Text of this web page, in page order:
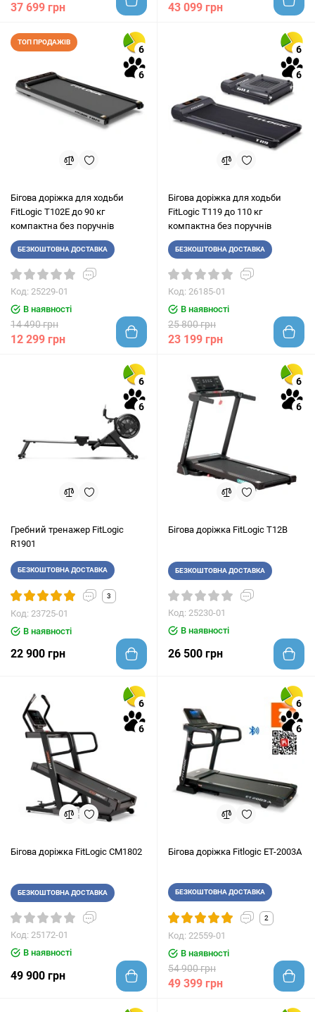
37 699 грн 43 099 грн
6
6
ТОП ПРОДАЖІВ
Бігова доріжка для ходьби
FitLogic T102E до 90 кг
компактна без поручнів
БЕЗКОШТОВНА ДОСТАВКА
Код: 25229-01
В наявності
14 490 грн
12 299 грн
6
6
Бігова доріжка для ходьби
FitLogic T119 до 110 кг
компактна без поручнів
БЕЗКОШТОВНА ДОСТАВКА
Код: 26185-01
В наявності
25 800 грн
23 199 грн
6
6
Гребний тренажер FitLogic
R1901
БЕЗКОШТОВНА ДОСТАВКА
3
Код: 23725-01
В наявності
22 900 грн
6
6
Бігова доріжка FitLogic T12B
БЕЗКОШТОВНА ДОСТАВКА
Код: 25230-01
В наявності
26 500 грн
6
6
Бігова доріжка FitLogic CM1802
БЕЗКОШТОВНА ДОСТАВКА
Код: 25172-01
В наявності
49 900 грн
6
6
Бігова доріжка Fitlogic ET-2003A
БЕЗКОШТОВНА ДОСТАВКА
2
Код: 22559-01
В наявності
54 900 грн
49 399 грн